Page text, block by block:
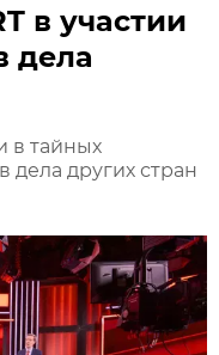
в участии
дела
в тайных
дела других стран